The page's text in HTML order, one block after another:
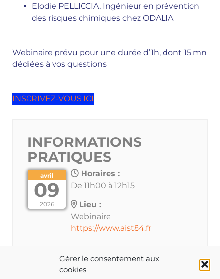
Gérer le consentement aux
cookies
Elodie PELLICCIA, Ingénieur en prévention
des risques chimiques chez ODALIA
Webinaire prévu pour une durée d’1h, dont 15 mn
dédiées à vos questions
INSCRIVEZ-VOUS ICI
INFORMATIONS
PRATIQUES
avril
09
2026
Horaires :
De 11h00 à 12h15
Lieu :
Webinaire
https://www.aist84.fr
Les inscriptions à cet évènement sont clôturées.